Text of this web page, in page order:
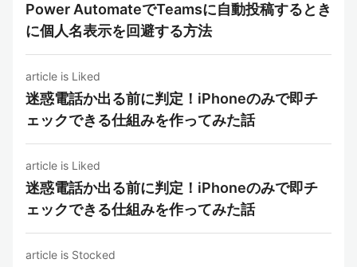
Power AutomateでTeamsに自動投稿するとき
に個人名表示を回避する方法
article is Liked
迷惑電話か出る前に判定！iPhoneのみで即チ
ェックできる仕組みを作ってみた話
article is Liked
迷惑電話か出る前に判定！iPhoneのみで即チ
ェックできる仕組みを作ってみた話
article is Stocked